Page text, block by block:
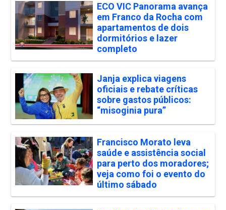
ECO VIC Panorama avança
em Franco da Rocha com
apartamentos de dois
dormitórios e lazer
completo
Janja explica viagens
oficiais e rebate críticas
sobre gastos públicos:
“misoginia pura”
Francisco Morato leva
saúde e assistência social
para perto dos moradores;
veja como foi o evento do
último sábado